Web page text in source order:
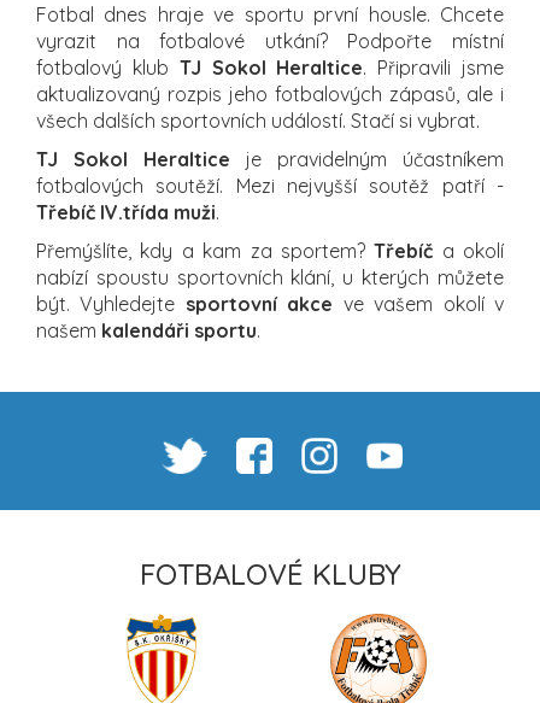
Fotbal dnes hraje ve sportu první housle. Chcete
vyrazit na fotbalové utkání? Podpořte místní
fotbalový klub TJ Sokol Heraltice. Připravili jsme
aktualizovaný rozpis jeho fotbalových zápasů, ale i
všech dalších sportovních událostí. Stačí si vybrat.
TJ Sokol Heraltice je pravidelným účastníkem
fotbalových soutěží. Mezi nejvyšší soutěž patří -
Třebíč IV.třída muži.
Přemýšlíte, kdy a kam za sportem?Třebíč a okolí
nabízí spoustu sportovních klání, u kterých můžete
být. Vyhledejte sportovní akce ve vašem okolí v
našem kalendáři sportu.
FOTBALOVÉ KLUBY